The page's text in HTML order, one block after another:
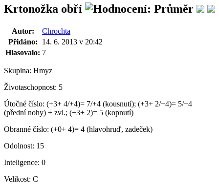
Krtonožka obří
Autor:
Chrochta
Přidáno:
14. 6. 2013 v 20:42
Hlasovalo: 7
Skupina: Hmyz
Životaschopnost: 5
Útočné číslo: (+3+ 4/+4)= 7/+4 (kousnutí); (+3+ 2/+4)= 5/+4
(přední nohy) + zvl.; (+3+ 2)= 5 (kopnutí)
Obranné číslo: (+0+ 4)= 4 (hlavohruď, zadeček)
Odolnost: 15
Inteligence: 0
Velikost: C